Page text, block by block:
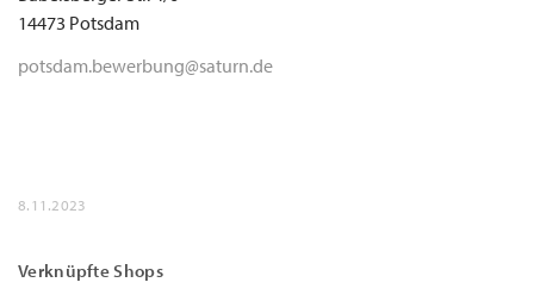
14473 Potsdam
potsdam.bewerbung@saturn.de
8.11.2023
Verknüpfte Shops